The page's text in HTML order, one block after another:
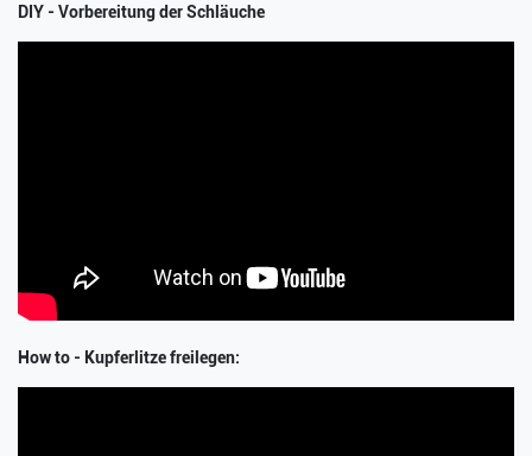
DIY - Vorbereitung der Schläuche
How to - Kupferlitze freilegen: